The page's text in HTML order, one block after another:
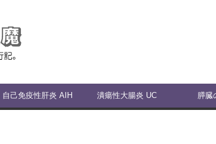
自己免疫性肝炎 AIH 潰瘍性大腸炎 UC 膵臓